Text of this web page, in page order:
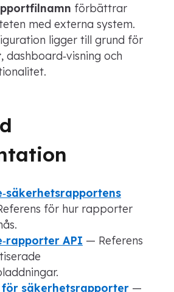
förbättrar
med externa system.
ligger till grund för
, dashboard‑visning och
för hur rapporter
API — Referens
för säkerhetsrapporter —